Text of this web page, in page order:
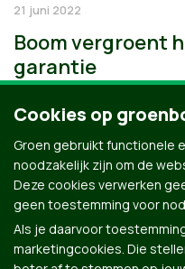
21 juni 2022
Boom vergroent
garantie
Cookies op
Groen gebruikt functionele
noodzakelijk zijn om de
Deze cookies verwerken
geen toestemming voor
Als je daarvoor
marketingcookies. Die